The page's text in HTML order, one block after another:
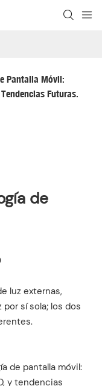
Pantalla Móvil:
Futuras.
de
luz externas,
sí sola; los dos